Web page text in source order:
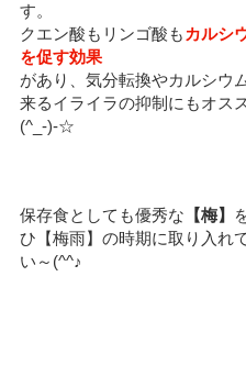
す。
クエン酸もリンゴ酸も カルシ
を促す効果
があり、気分転換やカルシウ
来るイライラの抑制にもオス
(^_-)-☆
保存食としても優秀な 【梅】
ひ 【梅雨】 の時期に取り入れ
い～(^^♪